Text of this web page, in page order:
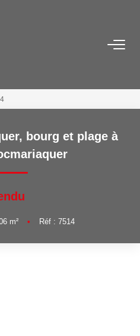
Contacter
D'emploi
bourg et plage à
m² • Réf : 7514